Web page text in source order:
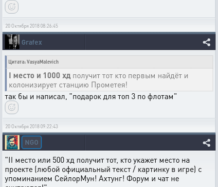
20 Октября 2018 08:26:45
Grafex
Цитата: VasyaMalevich
I место и 1000 хд получит тот кто первым найдёт и
колонизирует станцию Прометея!
так бы и написал, "подарок для топ 3 по флотам"
20 Октября 2018 09:22:43
NGO
"II место или 500 хд получит тот, кто укажет место на
проекте (любой официальный текст / картинку в игре) с
упоминанием СейлорМун! Ахтунг! Форум и чат не